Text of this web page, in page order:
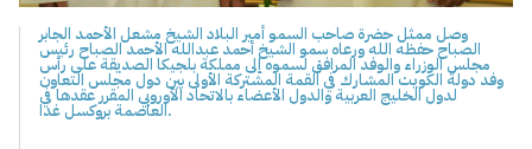
وصل ممثل حضرة صاحب السمو أمير البلاد الشيخ مشعل الأحمد الجابر
الصباح حفظه الله ورعاه سمو الشيخ أحمد عبدالله الأحمد الصباح رئيس
مجلس الوزراء والوفد المرافق لسموه إلى مملكة بلجيكا الصديقة على رأس
وفد دولة الكويت المشارك في القمة المشتركة الأولى بين دول مجلس التعاون
لدول الخليج العربية والدول الأعضاء بالاتحاد الأوروبي المقرر عقدها في
العاصمة بروكسل غدا.